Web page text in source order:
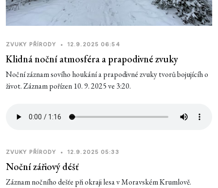
ZVUKY PŘÍRODY • 12.9.2025 06:54
Klidná noční atmosféra a prapodivné zvuky
Noční záznam sovího houkání a prapodivné zvuky tvorů bojujícíh o
život. Záznam pořízen 10. 9. 2025 ve 3:20.
ZVUKY PŘÍRODY • 12.9.2025 05:33
Noční zářiový déšť
Záznam nočního dešťe při okraji lesa v Moravském Krumlově.